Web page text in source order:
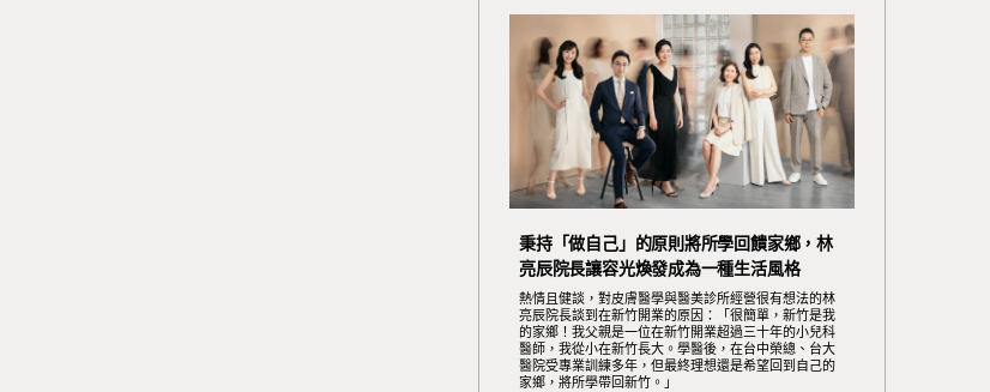
秉持「做自己」的原則將所學回饋家鄉，林
亮辰院長讓容光煥發成為一種生活風格
熱情且健談，對皮膚醫學與醫美診所經營很有想法的林
亮辰院長談到在新竹開業的原因：「很簡單，新竹是我
的家鄉！我父親是一位在新竹開業超過三十年的小兒科
醫師，我從小在新竹長大。學醫後，在台中榮總、台大
醫院受專業訓練多年，但最終理想還是希望回到自己的
家鄉，將所學帶回新竹。」